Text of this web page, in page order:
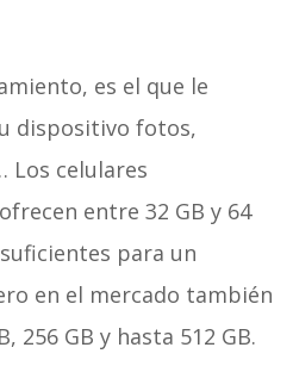
es el que le
dispositivo fotos,
Los celulares
entre 32 GB y 64
para un
en el mercado también
256 GB y hasta 512 GB.